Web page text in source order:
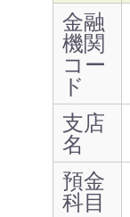
金融
機関
コー
ド
支店
名
預金
科目